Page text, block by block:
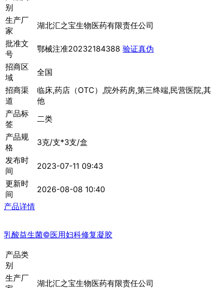
别
生产厂
家
湖北汇之宝生物医药有限责任公司
批准文
号
鄂械注准20232184388 验证真伪
招商区
域
全国
招商渠
道
临床,药店（OTC）,院外药房,第三终端,民营医院,其
他
产品标
签
二类
产品规
格
3克/支*3支/盒
发布时
间
2023-07-11 09:43
更新时
间
2026-08-08 10:40
产品详情
乳酸益生菌©医用妇科修复凝胶
产品类
别
生产厂
湖北汇之宝生物医药有限责任公司